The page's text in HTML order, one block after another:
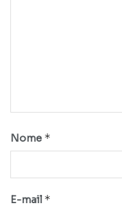
Nome *
E-mail *